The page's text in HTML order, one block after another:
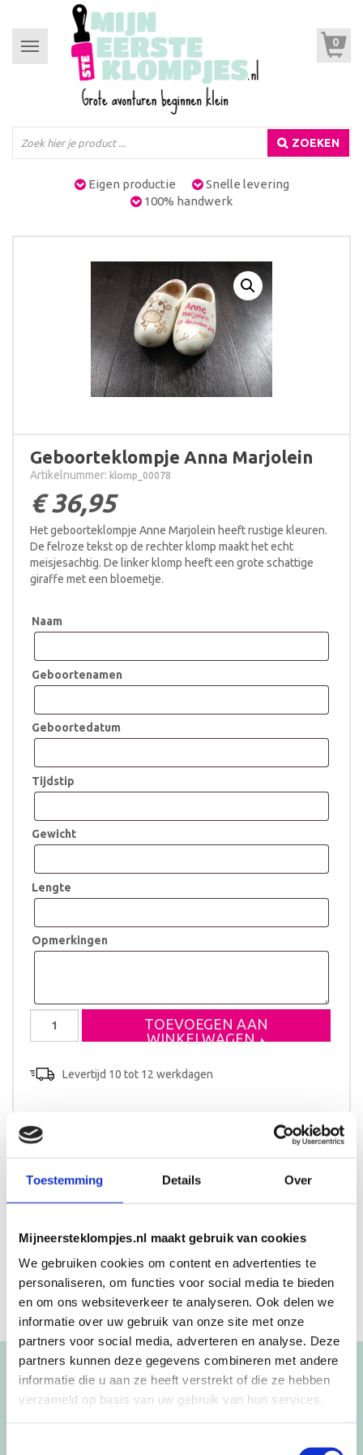
Toestemming Details Over
Mijneersteklompjes.nl maakt gebruik van cookies
We gebruiken cookies om content en advertenties te
personaliseren, om functies voor social media te bieden
en om ons websiteverkeer te analyseren. Ook delen we
informatie over uw gebruik van onze site met onze
partners voor social media, adverteren en analyse. Deze
partners kunnen deze gegevens combineren met andere
informatie die u aan ze heeft verstrekt of die ze hebben
verzameld op basis van uw gebruik van hun services.
Toggle
navigation
0
ZOEKEN
Eigen productie
Snelle levering
100% handwerk
Geboorteklompje Anna Marjolein
Artikelnummer: klomp_00078
€36,95
Het geboorteklompje Anne Marjolein heeft rustige kleuren.
De felroze tekst op de rechter klomp maakt het echt
meisjesachtig. De linker klomp heeft een grote schattige
giraffe met een bloemetje.
Naam
Geboortenamen
Geboortedatum
Tijdstip
Gewicht
Lengte
Opmerkingen
Anna
aantal
TOEVOEGEN AAN
WINKELWAGEN
Levertijd 10 tot 12 werkdagen
Beschrijving Aanvullende informatie
Blijf op de hoogte!
NIEUWSBRIEF